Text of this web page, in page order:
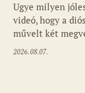
Ugye milyen
videó, hogy a
művelt két
2026.08.07.